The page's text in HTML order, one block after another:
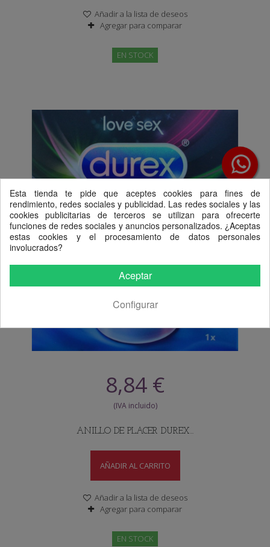
Añadir a la lista de deseos
Agregar para comparar
EN STOCK
8,84 €
ANILLO DE PLACER DUREX...
AÑADIR AL CARRITO
Añadir a la lista de deseos
Agregar para comparar
EN STOCK
Esta tienda te pide que aceptes cookies para fines de
rendimiento, redes sociales y publicidad. Las redes sociales y las
cookies publicitarias de terceros se utilizan para ofrecerte
funciones de redes sociales y anuncios personalizados. ¿Aceptas
estas cookies y el procesamiento de datos personales
involucrados?
Aceptar
Configurar